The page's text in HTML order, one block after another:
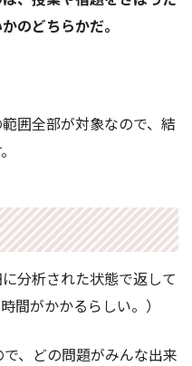
のどちらかだ。
囲全部が対象なので、結
分析された状態で返して
間がかかるらしい。）
、どの問題がみんな出来